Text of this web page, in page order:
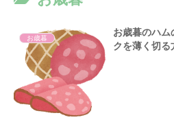
お歳暮
お歳暮のハム
クを薄く切る